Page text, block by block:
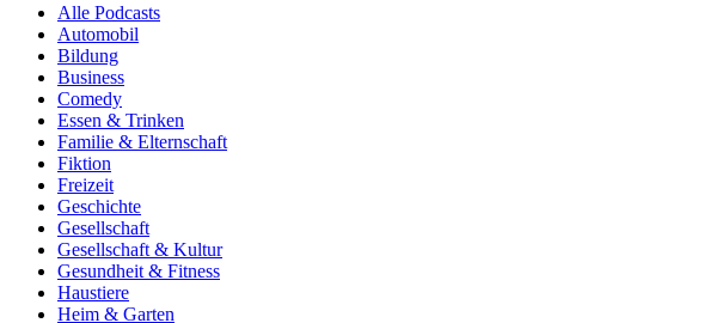
Alle Podcasts
Automobil
Bildung
Business
Comedy
Essen & Trinken
Familie & Elternschaft
Fiktion
Freizeit
Geschichte
Gesellschaft
Gesellschaft & Kultur
Gesundheit & Fitness
Haustiere
Heim & Garten